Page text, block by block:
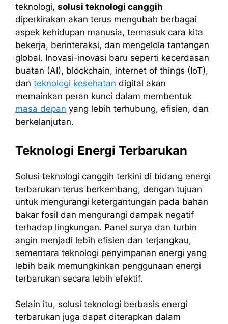
teknologi, solusi teknologi canggih
diperkirakan akan terus mengubah berbagai
aspek kehidupan manusia, termasuk cara kita
bekerja, berinteraksi, dan mengelola tantangan
global. Inovasi-inovasi baru seperti kecerdasan
buatan (AI), blockchain, internet of things (IoT),
dan teknologi kesehatan digital akan
memainkan peran kunci dalam membentuk
masa depan yang lebih terhubung, efisien, dan
berkelanjutan.
Teknologi Energi Terbarukan
Solusi teknologi canggih terkini di bidang energi
terbarukan terus berkembang, dengan tujuan
untuk mengurangi ketergantungan pada bahan
bakar fosil dan mengurangi dampak negatif
terhadap lingkungan. Panel surya dan turbin
angin menjadi lebih efisien dan terjangkau,
sementara teknologi penyimpanan energi yang
lebih baik memungkinkan penggunaan energi
terbarukan secara lebih efektif.
Selain itu, solusi teknologi berbasis energi
terbarukan juga dapat diterapkan dalam